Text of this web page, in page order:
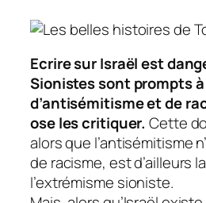
Ecrire sur Israël est
Sionistes sont prompts
d’antisémitisme et de
ose les critiquer. Cette
alors que l’antisémitisme
de racisme, est d’ailleurs
l’extrémisme sioniste.